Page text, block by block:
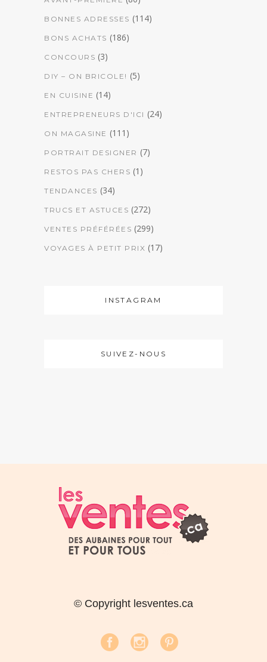
BONNES ADRESSES (114)
BONS ACHATS (186)
CONCOURS (3)
DIY – ON BRICOLE! (5)
EN CUISINE (14)
ENTREPRENEURS D'ICI (24)
ON MAGASINE (111)
PORTRAIT DESIGNER (7)
RESTOS PAS CHERS (1)
TENDANCES (34)
TRUCS ET ASTUCES (272)
VENTES PRÉFÉRÉES (299)
VOYAGES À PETIT PRIX (17)
INSTAGRAM
SUIVEZ-NOUS
© Copyright lesventes.ca